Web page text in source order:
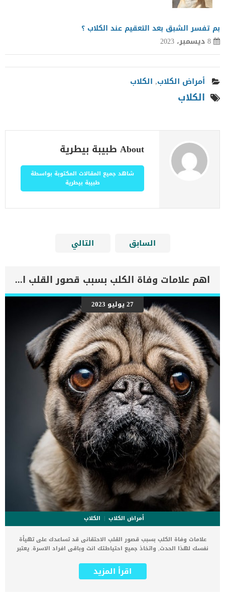
بم تفسر الشبق بعد التعقيم عند الكلاب ؟
8 ديسمبر، 2023
أمراض الكلاب, الكلاب
الكلاب
About طبيبة بيطرية
شاهد جميع المقالات المكتوبة بواسطة
طبيبة بيطرية
السابق التالي
اهم علامات وفاة الكلب بسبب قصور القلب الاحتقانى
27 يوليو 2023
أمراض الكلاب
الكلاب
علامات وفاة الكلب بسبب قصور القلب الاحتقانى قد تساعدك على تهيأة
نفسك لهذا الحدث, واتخاذ جميع احتياطتك انت وباقى افراد الاسرة. يعتبر
يتعرض لها جميع الكائنات الحية بما فى ذلك الكلاب والقطط. كما ان القلب
يعتبر عضوا رئيسيا فى جسم الكلاب, واى قصور به يعتبر قصور فى باقى
اقرأ المزيد